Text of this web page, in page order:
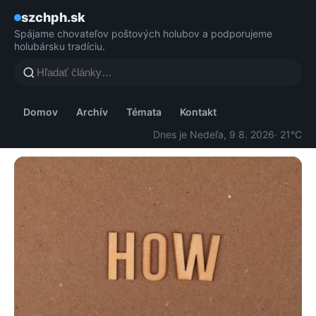
szchph.sk
Spájame chovateľov poštových holubov a podporujeme
holubársku tradíciu.
Domov Archív Témata
Kontakt
Dnes je Nedeľa, 9 8. 2026· 21°C